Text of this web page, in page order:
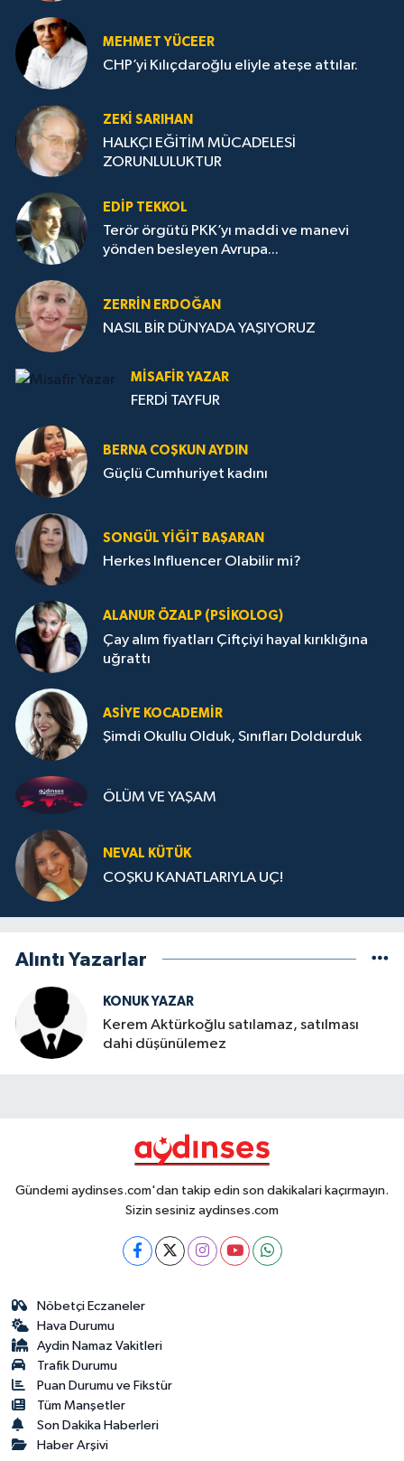
MEHMET YÜCEER
CHP’yi Kılıçdaroğlu eliyle ateşe attılar.
ZEKI SARIHAN
HALKÇI EĞİTİM MÜCADELESİ
ZORUNLULUKTUR
EDIP TEKKOL
Terör örgütü PKK’yı maddi ve manevi
yönden besleyen Avrupa...
ZERRIN ERDOĞAN
NASIL BİR DÜNYADA YAŞIYORUZ
MISAFIR YAZAR
FERDİ TAYFUR
BERNA COŞKUN AYDIN
Güçlü Cumhuriyet kadını
SONGÜL YIĞIT BAŞARAN
Herkes Influencer Olabilir mi?
ALANUR ÖZALP (PSIKOLOG)
Çay alım fiyatları Çiftçiyi hayal kırıklığına
uğrattı
ASIYE KOCADEMİR
Şimdi Okullu Olduk, Sınıfları Doldurduk
ÖLÜM VE YAŞAM
NEVAL KÜTÜK
COŞKU KANATLARIYLA UÇ!
Alıntı Yazarlar
KONUK YAZAR
Kerem Aktürkoğlu satılamaz, satılması
dahi düşünülemez
Gündemi aydinses.com'dan takip edin son dakikalari kaçırmayın.
Sizin sesiniz aydinses.com
Nöbetçi Eczaneler
Hava Durumu
Aydin Namaz Vakitleri
Trafik Durumu
Puan Durumu ve Fikstür
Tüm Manşetler
Son Dakika Haberleri
Haber Arşivi